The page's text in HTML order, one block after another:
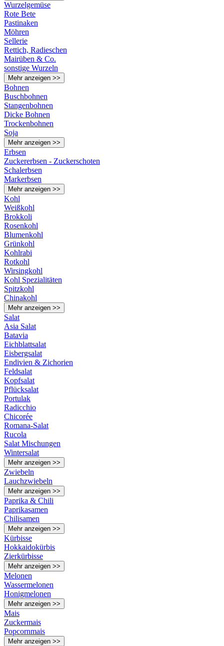
Wurzelgemüse
Rote Bete
Pastinaken
Möhren
Sellerie
Rettich, Radieschen
Mairüben & Co.
sonstige Wurzeln
Mehr anzeigen >>
Bohnen
Buschbohnen
Stangenbohnen
Dicke Bohnen
Trockenbohnen
Soja
Mehr anzeigen >>
Erbsen
Zuckererbsen - Zuckerschoten
Schalerbsen
Markerbsen
Mehr anzeigen >>
Kohl
Weißkohl
Brokkoli
Rosenkohl
Blumenkohl
Grünkohl
Kohlrabi
Rotkohl
Wirsingkohl
Kohl Spezialitäten
Spitzkohl
Chinakohl
Mehr anzeigen >>
Salat
Asia Salat
Batavia
Eichblattsalat
Eisbergsalat
Endivien & Zichorien
Feldsalat
Kopfsalat
Pflücksalat
Portulak
Radicchio
Chicorée
Romana-Salat
Rucola
Salat Mischungen
Wintersalat
Mehr anzeigen >>
Zwiebeln
Lauchzwiebeln
Mehr anzeigen >>
Paprika & Chili
Paprikasamen
Chilisamen
Mehr anzeigen >>
Kürbisse
Hokkaidokürbis
Zierkürbisse
Mehr anzeigen >>
Melonen
Wassermelonen
Honigmelonen
Mehr anzeigen >>
Mais
Zuckermais
Popcornmais
Mehr anzeigen >>